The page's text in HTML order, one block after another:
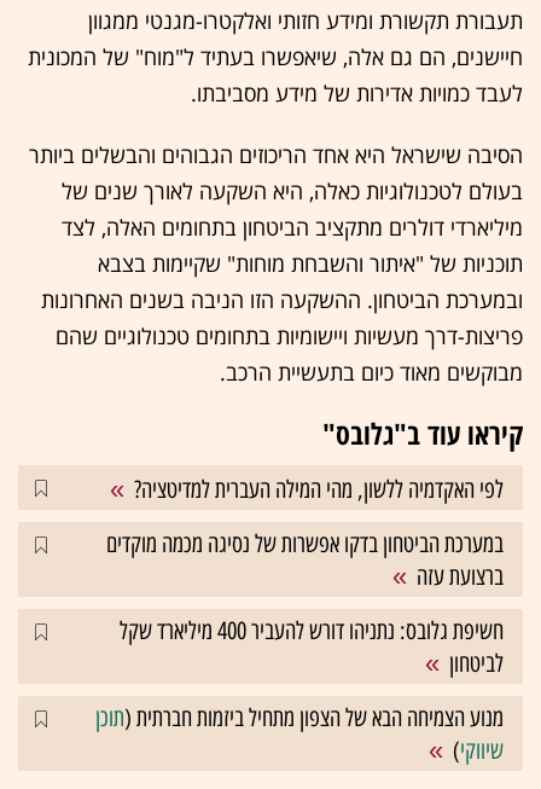
תעבורת תקשורת ומידע חזותי ואלקטרו-מגנטי ממגוון
חיישנים, הם גם אלה, שיאפשרו בעתיד ל"מוח" של המכונית
לעבד כמויות אדירות של מידע מסביבתו.
הסיבה שישראל היא אחד הריכוזים הגבוהים והבשלים ביותר
בעולם לטכנולוגיות כאלה, היא השקעה לאורך שנים של
מיליארדי דולרים מתקציב הביטחון בתחומים האלה, לצד
תוכניות של "איתור והשבחת מוחות" שקיימות בצבא
ובמערכת הביטחון. ההשקעה הזו הניבה בשנים האחרונות
פריצות-דרך מעשיות ויישומיות בתחומים טכנולוגיים שהם
מבוקשים מאוד כיום בתעשיית הרכב.
קיראו עוד ב"גלובס"
לפי האקדמיה ללשון, מהי המילה העברית למדיטציה?
במערכת הביטחון בדקו אפשרות של נסיגה מכמה מוקדים
ברצועת עזה
חשיפת גלובס: נתניהו דורש להעביר 400 מיליארד שקל
לביטחון
מנוע הצמיחה הבא של הצפון מתחיל ביזמות חברתית (תוכן
שיווקי)